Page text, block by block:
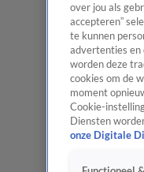
over jou als
accepteren”
te kunnen
advertenties en
worden deze
cookies om de
moment
Cookie-
Diensten
onze Digitale